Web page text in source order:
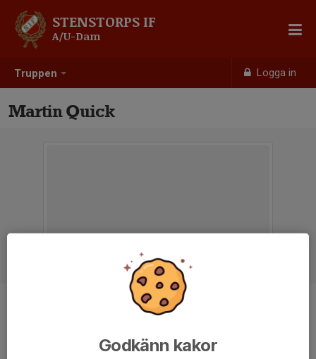
Truppen Logga in
STENSTORPS IF
A/U-Dam
Martin Quick
Huvudtränare
Godkänn kakor